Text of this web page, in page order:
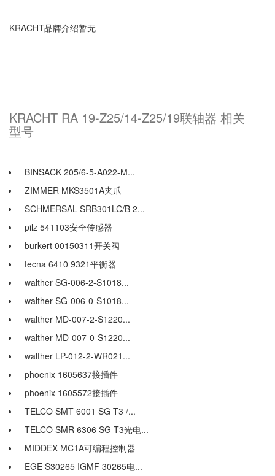
KRACHT品牌介绍暂无
KRACHT RA 19-Z25/14-Z25/19联轴器 相关
型号
BINSACK 205/6-5-A022-M...
ZIMMER MKS3501A夹爪
SCHMERSAL SRB301LC/B 2...
pilz 541103安全传感器
burkert 00150311开关阀
tecna 6410 9321平衡器
walther SG-006-2-S1018...
walther SG-006-0-S1018...
walther MD-007-2-S1220...
walther MD-007-0-S1220...
walther LP-012-2-WR021...
phoenix 1605637接插件
phoenix 1605572接插件
TELCO SMT 6001 SG T3 /...
TELCO SMR 6306 SG T3光电...
MIDDEX MC1A可编程控制器
EGE S30265 IGMF 30265电...